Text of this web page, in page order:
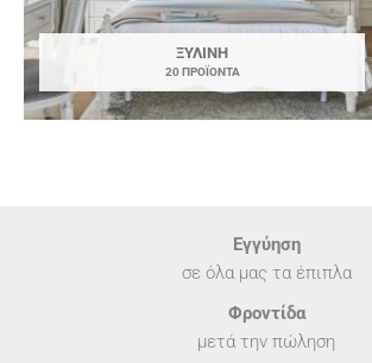
ΞΎΛΙΝΗ
20 ΠΡΟΪΌΝΤΑ
Εγγύηση
σε όλα μας τα έπιπλα
Φροντίδα
μετά την πώληση